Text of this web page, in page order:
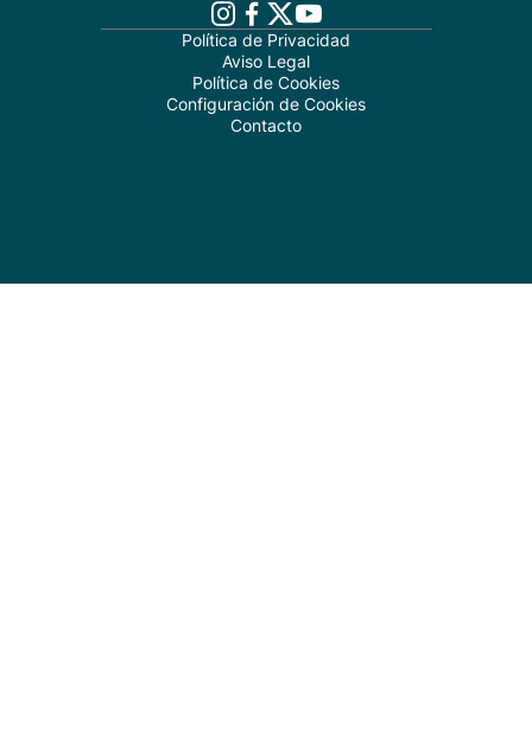
Política de Privacidad
Aviso Legal
Política de Cookies
Configuración de Cookies
Contacto